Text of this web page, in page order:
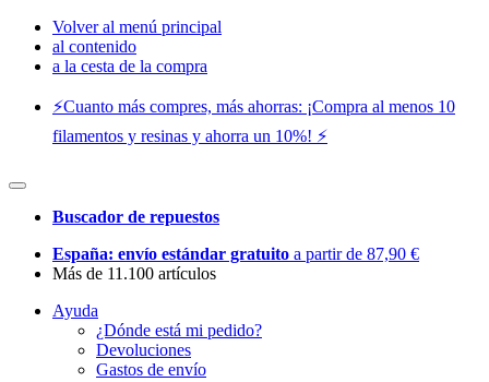
Volver al menú principal
al contenido
a la cesta de la compra
⚡️Cuanto más compres, más ahorras: ¡Compra al menos 10
filamentos y resinas y ahorra un 10%! ⚡️
Buscador de repuestos
España: envío estándar gratuito a partir de 87,90 €
Más de 11.100 artículos
Ayuda
¿Dónde está mi pedido?
Devoluciones
Gastos de envío